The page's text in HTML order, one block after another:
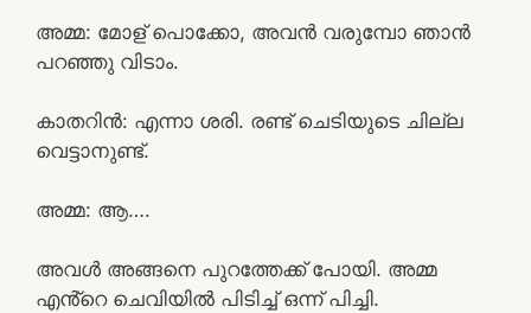
അമ്മ: മോള് പൊക്കോ, അവൻ വരുമ്പോ ഞാൻ
പറഞ്ഞു വിടാം.
കാതറിൻ: എന്നാ ശരി. രണ്ട് ചെടിയുടെ ചില്ല
വെട്ടാനുണ്ട്.
അമ്മ: ആ….
അവൾ അങ്ങനെ പുറത്തേക്ക് പോയി. അമ്മ
എൻ്റെ ചെവിയിൽ പിടിച്ച് ഒന്ന് പിച്ചി.